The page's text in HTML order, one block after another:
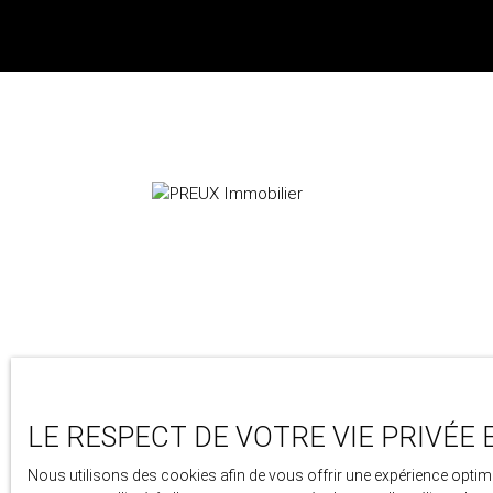
LE RESPECT DE VOTRE VIE PRIVÉE
Nous utilisons des cookies afin de vous offrir une expérience